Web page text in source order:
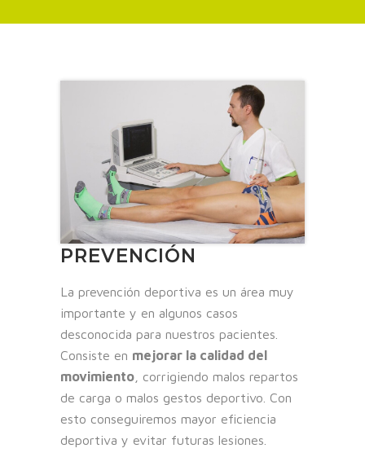
PREVENCIÓN
La prevención deportiva es un área muy
importante y en algunos casos
desconocida para nuestros pacientes.
Consiste en mejorar la calidad del
movimiento , corrigiendo malos repartos
de carga o malos gestos deportivo. Con
esto conseguiremos mayor eficiencia
deportiva y evitar futuras lesiones.